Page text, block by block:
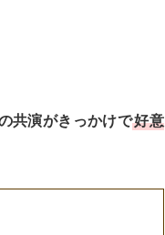
共演がきっかけで好意